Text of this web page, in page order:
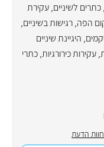
,כתרים לשיניים,עקירת
הפה,רגישות בשיניים,
, היגיינת שיניים
,עקירות כירורגיות,כתרי
הדעת